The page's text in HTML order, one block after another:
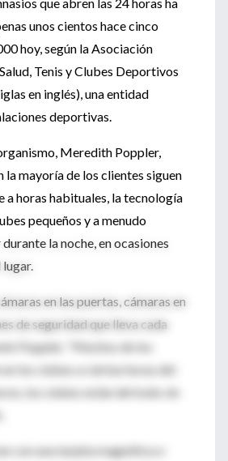
unos cientos hace cinco
hoy, según la Asociación
Tenis y Clubes Deportivos
en inglés), una entidad
deportivas.
Meredith Poppler,
la mayoría de los clientes siguen
a horas habituales, la tecnología
pequeños y a menudo
la noche, en ocasiones
lugar.
en las puertas, cámaras en
de seguridad que lleva cada
Poppler. "Muchos de los
los clubes a ciertas horas del
los clubes están del todo sin
con una tarjeta magnética o